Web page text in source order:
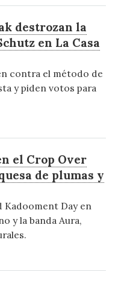
destrozan la
en La Casa
contra el método de
y piden votos para
el Crop Over
de plumas y
Kadooment Day en
y la banda Aura,